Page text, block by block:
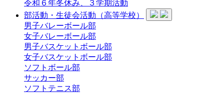
令和６年冬休み、３学期活動
部活動・生徒会活動（高等学校）
男子バレーボール部
女子バレーボール部
男子バスケットボール部
女子バスケットボール部
ソフトボール部
サッカー部
ソフトテニス部